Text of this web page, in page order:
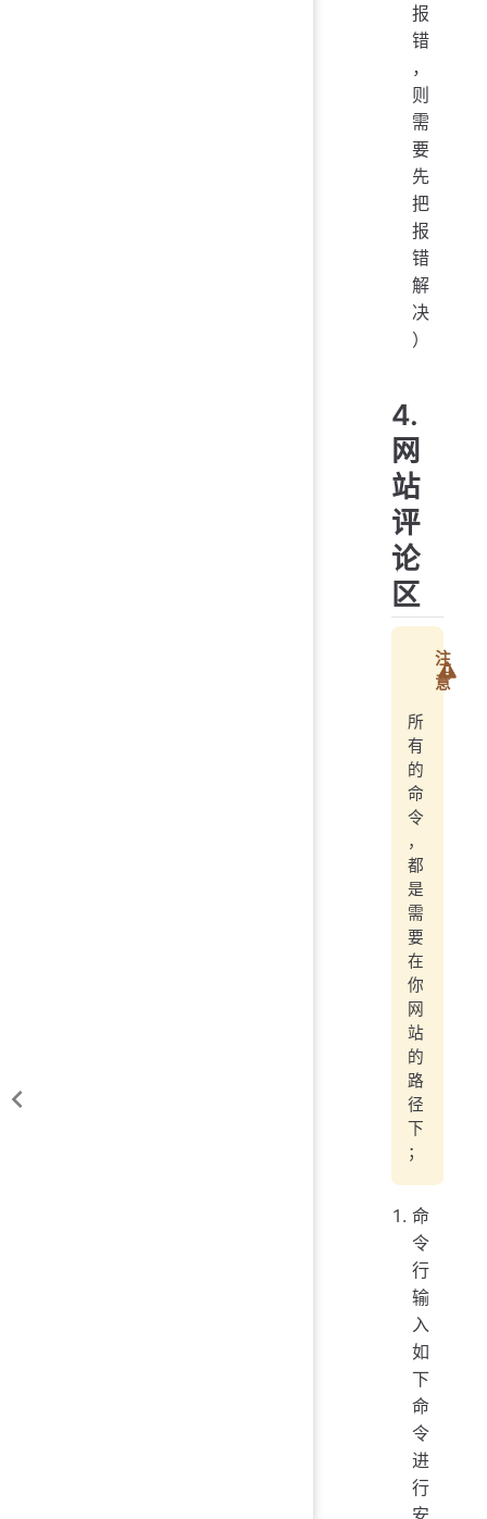
报
错
，
则
需
要
先
把
报
错
解
决
）
4.
网
站
评
论
区
注
意
所
有
的
命
令
，
都
是
需
要
在
你
网
站
的
路
径
下
；
命
令
行
输
入
如
下
命
令
进
行
安